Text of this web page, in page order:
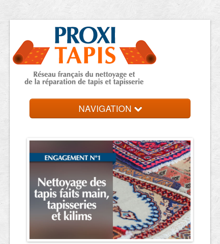
NAVIGATION
Trouver une entreprise